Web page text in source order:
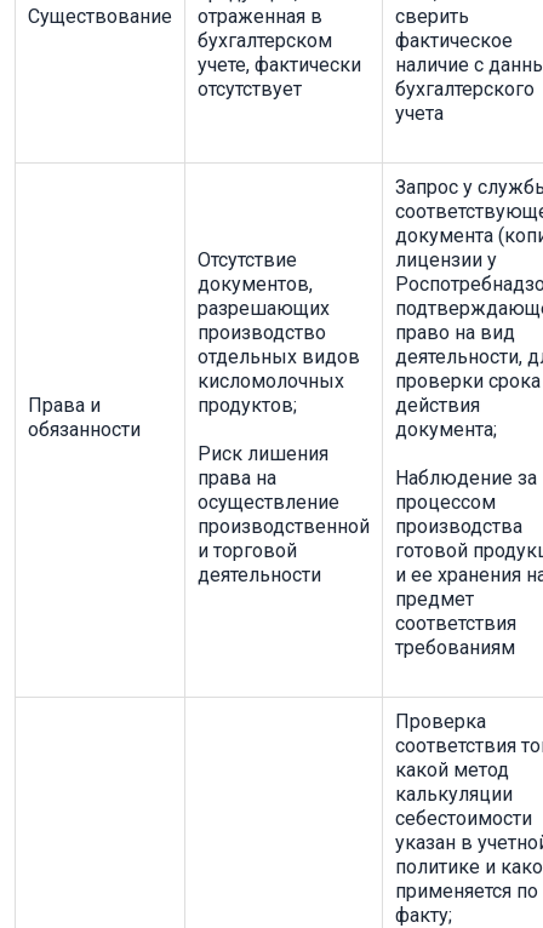
Существование
отраженная в
бухгалтерском
учете, фактически
отсутствует
сверить
фактическое
наличие с
бухгалтерского
учета
Права и
обязанности
Отсутствие
документов,
разрешающих
производство
отдельных видов
кисломолочных
продуктов;
Риск лишения
права на
осуществление
производственной
и торговой
деятельности
Запрос у
документа
лицензии у
право на вид
деятельности,
проверки срока
действия
документа;
Наблюдение за
процессом
производства
готовой
и ее хранения
предмет
соответствия
требованиям
Проверка
соответствия
какой метод
калькуляции
себестоимости
указан в
политике и
применяется по
факту;